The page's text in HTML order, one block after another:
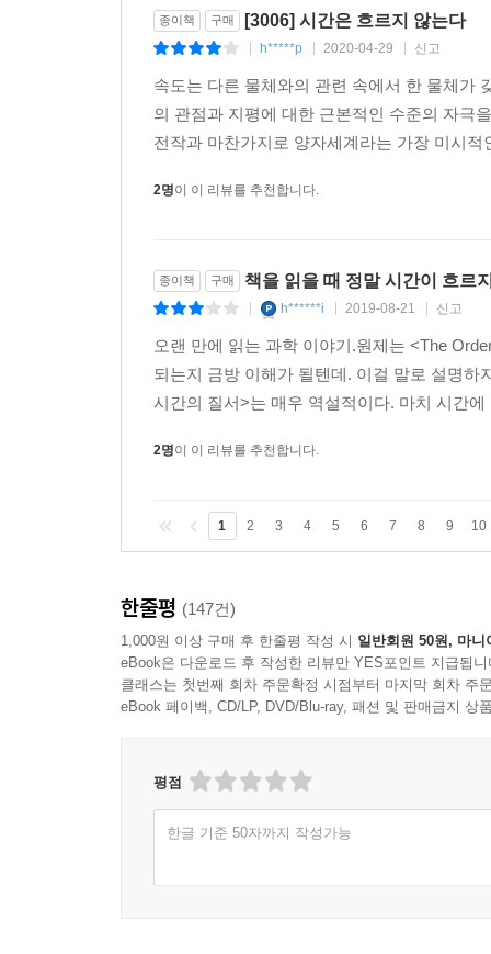
종이책 구매 [3006] 시간은 흐르지 않는다
h*****p 2020-04-29 신고
속도는 다른 물체와의 관련 속에서 한 물체가
의 관점과 지평에 대한 근본적인 수준의 자극
전작과 마찬가지로 양자세계라는 가장 미시
2명이 이 리뷰를 추천합니다.
종이책 구매 책을 읽을 때 정말 시간이 흐르
h******i 2019-08-21 신고
오랜 만에 읽는 과학 이야기.원제는 <The
되는지 금방 이해가 될텐데. 이걸 말로 설명
시간의 질서>는 매우 역설적이다. 마치 시간
2명이 이 리뷰를 추천합니다.
1 2 3 4 5 6 7 8 9 10
한줄평 (147건)
1,000원 이상 구매 후 한줄평 작성 시 일반회원 50원, 마니
eBook은 다운로드 후 작성한 리뷰만 YES포인트 지급됩니
클래스는 첫번째 회차 주문확정 시점부터 마지막 회차 주
eBook 페이백, CD/LP, DVD/Blu-ray, 패션 및 판매금지 상
평점
한글 기준 50자까지 작성가능